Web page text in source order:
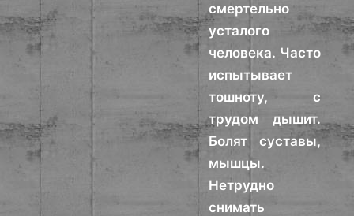
смертельно
усталого
человека. Часто
испытывает
тошноту, с
трудом дышит.
Болят суставы,
мышцы.
Нетрудно
снимать